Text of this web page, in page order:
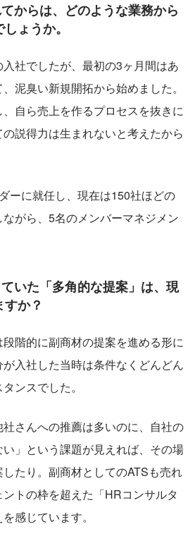
からは、どのような業務から
ょうか。
社でしたが、最初の3ヶ月間はあ
泥臭い新規開拓から始めました。
自ら売上を作るプロセスを抜きに
説得力は生まれないと考えたから
ーに就任し、現在は150社ほどの
がら、5名のメンバーマネジメン
いた「多角的な提案」は、現
か？
階的に副商材の提案を進める形に
入社した当時は条件なくどんどん
ンスでした。
さんへの推薦は多いのに、自社の
」という課題が見えれば、その場
たり。副商材としてのATSも売れ
トの枠を超えた「HRコンサルタ
感じています。